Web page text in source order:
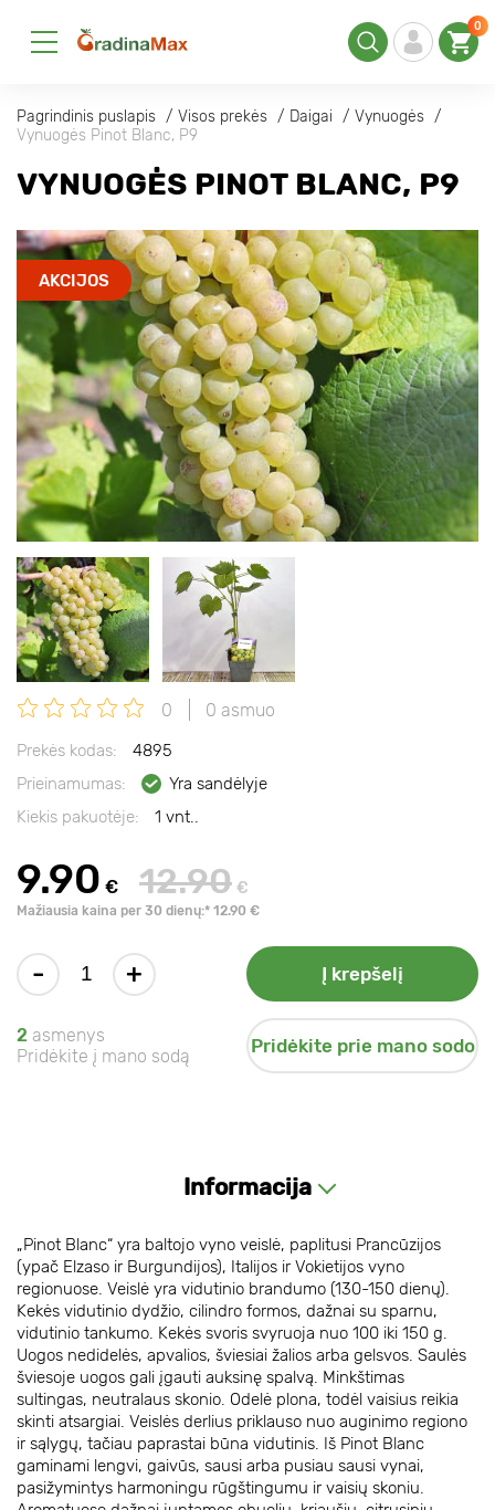
0
Pagrindinis puslapis Visos prekės Daigai
Vynuogės
Vynuogės Pinot Blanc, Р9
VYNUOGĖS PINOT BLANC, Р9
AKCIJOS
0 0 asmuo
Prekės kodas:
4895
Prieinamumas:
Yra sandėlyje
Kiekis pakuotėje:
1 vnt..
9.90 € 12.90 €
Mažiausia kaina per 30 dienų:* 12.90 €
- + Į krepšelį
2 asmenys
Pridėkite į mano sodą
Pridėkite prie mano sodo
Informacija
„Pinot Blanc“ yra baltojo vyno veislė, paplitusi Prancūzijos
(ypač Elzaso ir Burgundijos), Italijos ir Vokietijos vyno
regionuose. Veislė yra vidutinio brandumo (130-150 dienų).
Kekės vidutinio dydžio, cilindro formos, dažnai su sparnu,
vidutinio tankumo. Kekės svoris svyruoja nuo 100 iki 150 g.
Uogos nedidelės, apvalios, šviesiai žalios arba gelsvos. Saulės
šviesoje uogos gali įgauti auksinę spalvą. Minkštimas
sultingas, neutralaus skonio. Odelė plona, todėl vaisius reikia
skinti atsargiai. Veislės derlius priklauso nuo auginimo regiono
ir sąlygų, tačiau paprastai būna vidutinis. Iš Pinot Blanc
gaminami lengvi, gaivūs, sausi arba pusiau sausi vynai,
pasižymintys harmoningu rūgštingumu ir vaisių skoniu.